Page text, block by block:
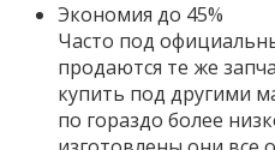
Экономия до 45%
Часто под
продаются те же
купить под другими
по гораздо более